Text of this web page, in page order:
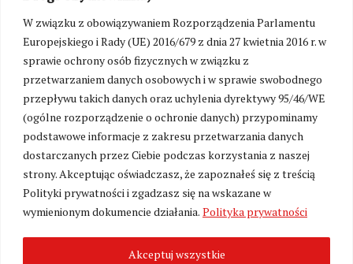
W związku z obowiązywaniem Rozporządzenia Parlamentu
Europejskiego i Rady (UE) 2016/679 z dnia 27 kwietnia 2016 r. w
sprawie ochrony osób fizycznych w związku z
przetwarzaniem danych osobowych i w sprawie swobodnego
przepływu takich danych oraz uchylenia dyrektywy 95/46/WE
(ogólne rozporządzenie o ochronie danych) przypominamy
podstawowe informacje z zakresu przetwarzania danych
dostarczanych przez Ciebie podczas korzystania z naszej
strony. Akceptując oświadczasz, że zapoznałeś się z treścią
Polityki prywatności i zgadzasz się na wskazane w
wymienionym dokumencie działania. Polityka prywatności
Akceptuj wszystkie
Zmień ustawienia cookies